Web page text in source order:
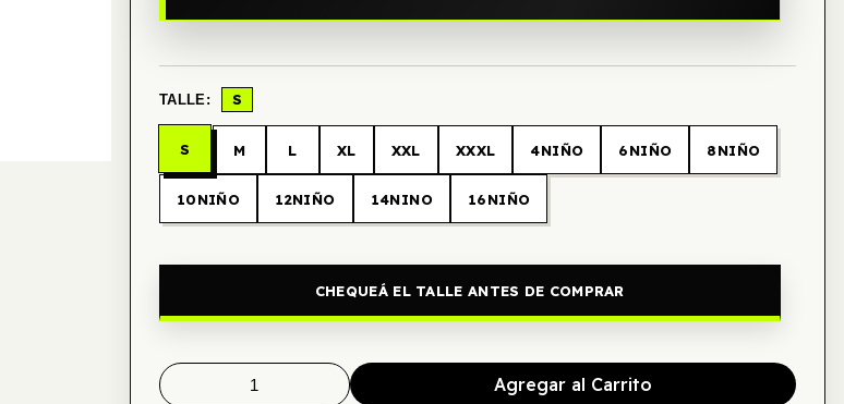
TALLE: S
S M L XL XXL XXXL 4NIÑO 6NIÑO 8NIÑO
10NIÑO 12NIÑO 14NINO 16NIÑO
CHEQUEÁ EL TALLE ANTES DE COMPRAR
Agregar al Carrito